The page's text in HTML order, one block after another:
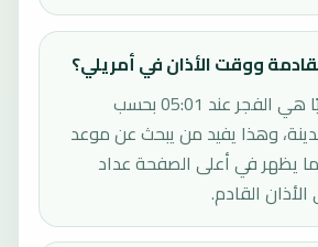
ووقت الأذان في أمريلي؟
الصلاة القادمة حاليًا هي الفجر عند 05:01 بحسب
وهذا يفيد من يبحث عن موعد
يظهر في أعلى الصفحة عداد
القادم.